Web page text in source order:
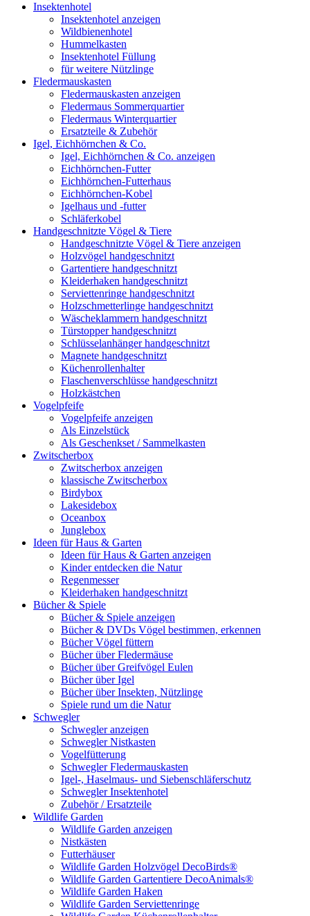
Insektenhotel
Insektenhotel anzeigen
Wildbienenhotel
Hummelkasten
Insektenhotel Füllung
für weitere Nützlinge
Fledermauskasten
Fledermauskasten anzeigen
Fledermaus Sommerquartier
Fledermaus Winterquartier
Ersatzteile & Zubehör
Igel, Eichhörnchen & Co.
Igel, Eichhörnchen & Co. anzeigen
Eichhörnchen-Futter
Eichhörnchen-Futterhaus
Eichhörnchen-Kobel
Igelhaus und -futter
Schläferkobel
Handgeschnitzte Vögel & Tiere
Handgeschnitzte Vögel & Tiere anzeigen
Holzvögel handgeschnitzt
Gartentiere handgeschnitzt
Kleiderhaken handgeschnitzt
Serviettenringe handgeschnitzt
Holzschmetterlinge handgeschnitzt
Wäscheklammern handgeschnitzt
Türstopper handgeschnitzt
Schlüsselanhänger handgeschnitzt
Magnete handgeschnitzt
Küchenrollenhalter
Flaschenverschlüsse handgeschnitzt
Holzkästchen
Vogelpfeife
Vogelpfeife anzeigen
Als Einzelstück
Als Geschenkset / Sammelkasten
Zwitscherbox
Zwitscherbox anzeigen
klassische Zwitscherbox
Birdybox
Lakesidebox
Oceanbox
Junglebox
Ideen für Haus & Garten
Ideen für Haus & Garten anzeigen
Kinder entdecken die Natur
Regenmesser
Kleiderhaken handgeschnitzt
Bücher & Spiele
Bücher & Spiele anzeigen
Bücher & DVDs Vögel bestimmen, erkennen
Bücher Vögel füttern
Bücher über Fledermäuse
Bücher über Greifvögel Eulen
Bücher über Igel
Bücher über Insekten, Nützlinge
Spiele rund um die Natur
Schwegler
Schwegler anzeigen
Schwegler Nistkasten
Vogelfütterung
Schwegler Fledermauskasten
Igel-, Haselmaus- und Siebenschläferschutz
Schwegler Insektenhotel
Zubehör / Ersatzteile
Wildlife Garden
Wildlife Garden anzeigen
Nistkästen
Futterhäuser
Wildlife Garden Holzvögel DecoBirds®
Wildlife Garden Gartentiere DecoAnimals®
Wildlife Garden Haken
Wildlife Garden Serviettenringe